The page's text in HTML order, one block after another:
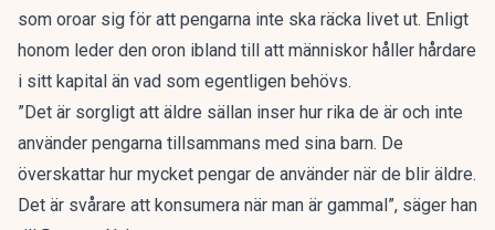
som oroar sig för att pengarna inte ska räcka livet ut. Enligt
honom leder den oron ibland till att människor håller hårdare
i sitt kapital än vad som egentligen behövs.
”Det är sorgligt att äldre sällan inser hur rika de är och inte
använder pengarna tillsammans med sina barn. De
överskattar hur mycket pengar de använder när de blir äldre.
Det är svårare att konsumera när man är gammal”, säger han